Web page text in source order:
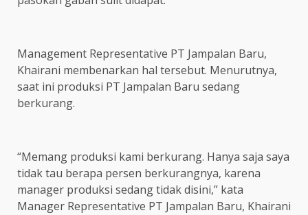
Management Representative PT Jampalan Baru,
Khairani membenarkan hal tersebut. Menurutnya,
saat ini produksi PT Jampalan Baru sedang
berkurang.
“Memang produksi kami berkurang. Hanya saja saya
tidak tau berapa persen berkurangnya, karena
manager produksi sedang tidak disini,” kata
Manager Representative PT Jampalan Baru, Khairani